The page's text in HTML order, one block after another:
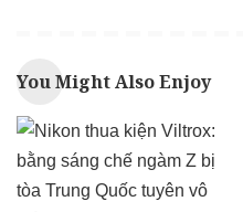
You Might Also Enjoy